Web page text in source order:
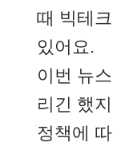
때 빅테
있어요.
이번 뉴
리긴 했
정책에